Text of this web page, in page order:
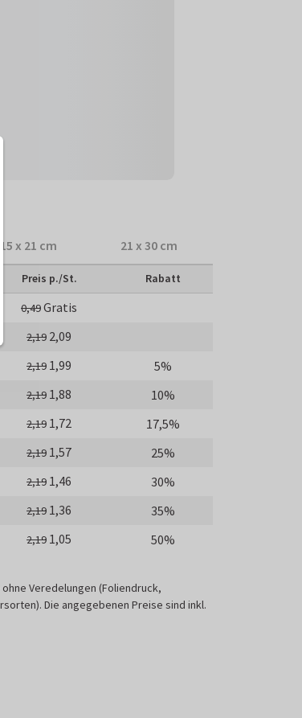
15 x 21 cm 21 x 30 cm
Preis p./St. Rabatt
0,49Gratis
2,19 2,09
2,19 1,99
5%
2,19 1,88
10%
2,19 1,72
17,5%
2,19 1,57
25%
2,19 1,46
30%
2,19 1,36
35%
2,19 1,05 50%
Veredelungen (Foliendruck,
Die angegebenen Preise sind inkl.